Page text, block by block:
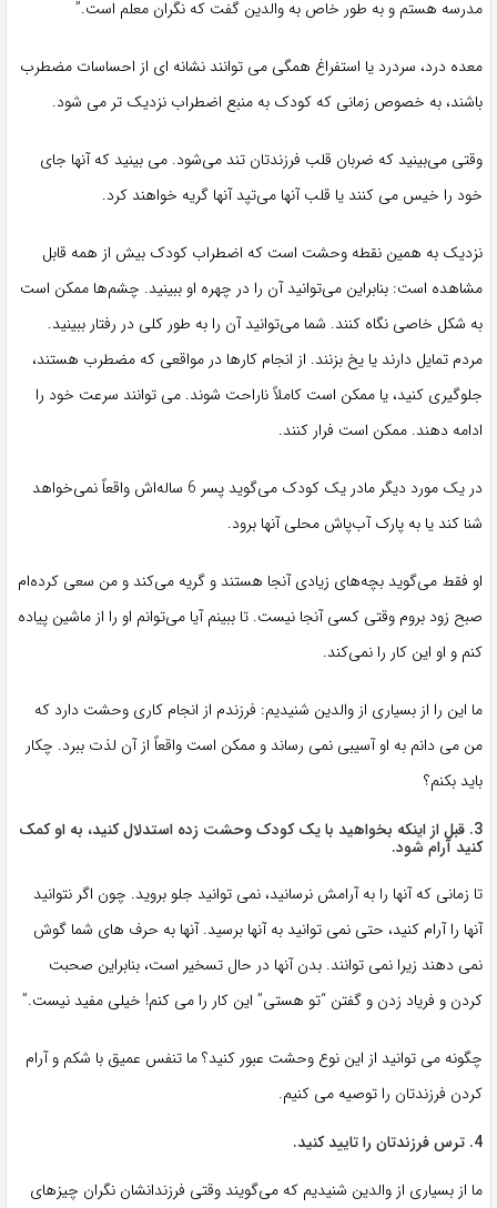
مدرسه هستم و به طور خاص به والدین گفت که نگران معلم است.”
معده درد، سردرد یا استفراغ همگی می توانند نشانه ای از احساسات مضطرب
باشند، به خصوص زمانی که کودک به منبع اضطراب نزدیک تر می شود.
وقتی می‌بینید که ضربان قلب فرزندتان تند می‌شود. می بینید که آنها جای
خود را خیس می کنند یا قلب آنها می‌تپد آنها گریه خواهند کرد.
نزدیک به همین نقطه وحشت است که اضطراب کودک بیش از همه قابل
مشاهده است: بنابراین می‌توانید آن را در چهره او ببینید. چشم‌ها ممکن است
به شکل خاصی نگاه کنند. شما می‌توانید آن را به طور کلی در رفتار ببینید.
مردم تمایل دارند یا یخ بزنند. از انجام کارها در مواقعی که مضطرب هستند،
جلوگیری کنید، یا ممکن است کاملاً ناراحت شوند. می توانند سرعت خود را
ادامه دهند. ممکن است فرار کنند.
در یک مورد دیگر مادر یک کودک می‌گوید پسر 6 ساله‌اش واقعاً نمی‌خواهد
شنا کند یا به پارک آب‌پاش محلی آنها برود.
او فقط می‌گوید بچه‌های زیادی آنجا هستند و گریه می‌کند و من سعی کرده‌ام
صبح زود بروم وقتی کسی آنجا نیست. تا ببینم آیا می‌توانم او را از ماشین پیاده
کنم و او این کار را نمی‌کند.
ما این را از بسیاری از والدین شنیدیم: فرزندم از انجام کاری وحشت دارد که
من می دانم به او آسیبی نمی رساند و ممکن است واقعاً از آن لذت ببرد. چکار
باید بکنم؟
3. قبل از اینکه بخواهید با یک کودک وحشت زده استدلال کنید، به او کمک
کنید آرام شود.
تا زمانی که آنها را به آرامش نرسانید، نمی توانید جلو بروید. چون اگر نتوانید
آنها را آرام کنید، حتی نمی توانید به آنها برسید. آنها به حرف های شما گوش
نمی دهند زیرا نمی توانند. بدن آنها در حال تسخیر است، بنابراین صحبت
کردن و فریاد زدن و گفتن “تو هستی” این کار را می کنم! خیلی مفید نیست.”
چگونه می توانید از این نوع وحشت عبور کنید؟ ما تنفس عمیق با شکم و آرام
کردن فرزندتان را توصیه می کنیم.
4. ترس فرزندتان را تایید کنید.
ما از بسیاری از والدین شنیدیم که می‌گویند وقتی فرزندانشان نگران چیزهای